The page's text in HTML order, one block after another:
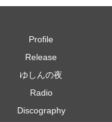
Profile
Release
ゆしんの夜
Radio
Discography